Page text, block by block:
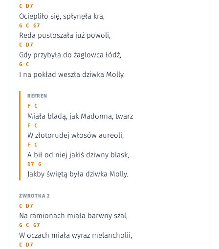
C D7
Ociepliło się, spłynęła kra,
G C G7
Reda pustoszała już powoli,
C D7
Gdy przybyła do żaglowca łódź,
G C
I na pokład weszła dziwka Molly.
REFREN
F C
Miała bladą, jak Madonna, twarz
F C
W złotorudej włosów aureoli,
F C
A bił od niej jakiś dziwny blask,
D7 G
Jakby świętą była dziwka Molly.
ZWROTKA 2
C D7
Na ramionach miała barwny szal,
G C G7
W oczach miała wyraz melancholii,
C D7